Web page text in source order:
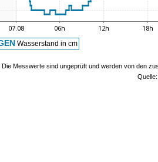
Wasserstand in cm
Die Messwerte sind ungeprüft und werden von den